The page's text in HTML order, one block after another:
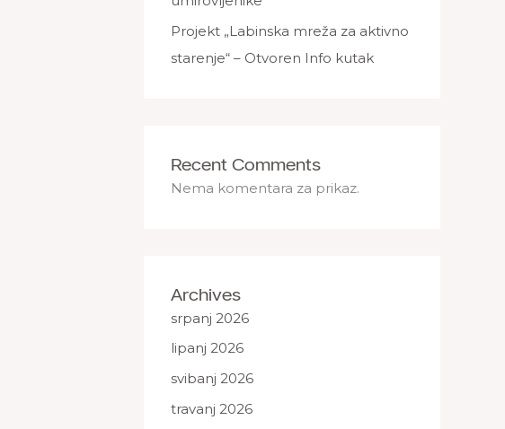
Projekt „Labinska mreža za aktivno
starenje“ – Otvoren Info kutak
Recent Comments
Nema komentara za prikaz.
Archives
srpanj 2026
lipanj 2026
svibanj 2026
travanj 2026